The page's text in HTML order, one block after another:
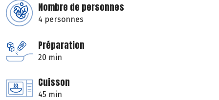
Nombre de personnes
4 personnes
Préparation
20 min
Cuisson
45 min